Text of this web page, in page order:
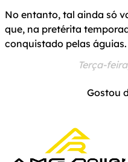
No entanto, tal ainda só
que, na pretérita
conquistado pelas águias.
Terça-
Gostou